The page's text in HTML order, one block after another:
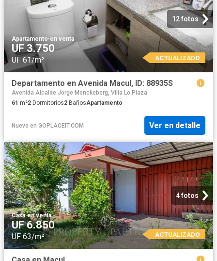
12 fotos
Apartamento·en venta
UF 3.750
UF 61/m² ACTUALIZADO
Departamento en Avenida Macul, ID: 88935S
Avenida Alcalde Jorge Monckeberg, Villa Lo Plaza
61 m²2 Dormitorios2 BañosApartamento
Nuevo en GOPLACEIT.COM Ver en detalle
4 fotos
Casa·en venta
UF 6.850
UF 63/m² ACTUALIZADO